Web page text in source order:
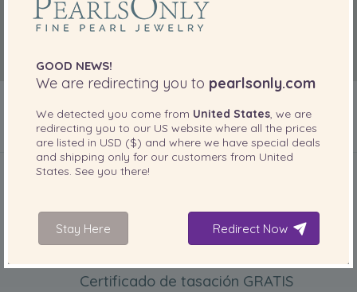
INCLUIDO CON SU PRODUCTO
Certificado de tasación GRATIS
GOOD NEWS!
We are redirecting you to pearlsonly.com
We detected you come from United States, we are
redirecting you to our US website where all the prices
are listed in USD ($) and where we have special deals
and shipping only for our customers from United
States. See you there!
Stay Here Redirect Now